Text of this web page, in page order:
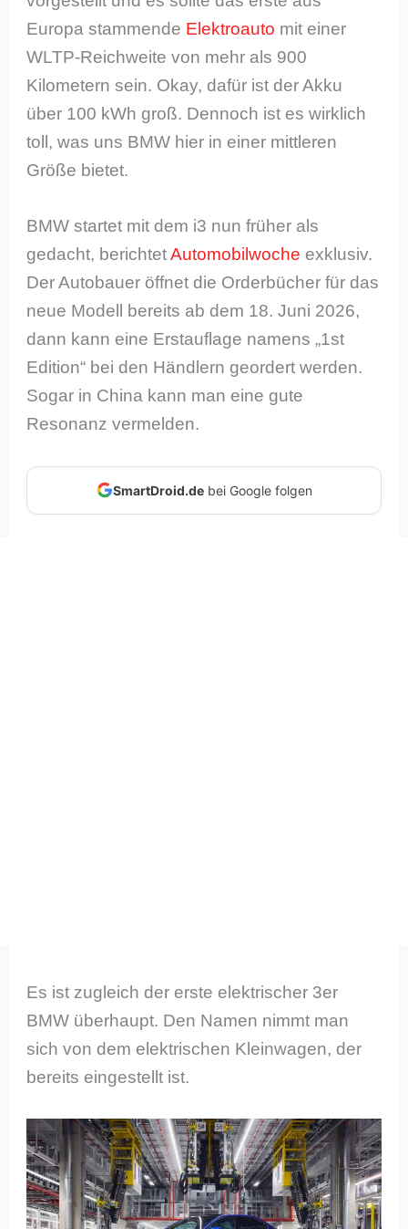
Europa stammende Elektroauto mit einer
WLTP-Reichweite von mehr als 900
Kilometern sein. Okay, dafür ist der Akku
über 100 kWh groß. Dennoch ist es wirklich
toll, was uns BMW hier in einer mittleren
Größe bietet.
BMW startet mit dem i3 nun früher als
gedacht, berichtetAutomobilwoche exklusiv.
Der Autobauer öffnet die Orderbücher für das
neue Modell bereits ab dem 18. Juni 2026,
dann kann eine Erstauflage namens „1st
Edition“ bei den Händlern geordert werden.
Sogar in China kann man eine gute
Resonanz vermelden.
SmartDroid.debei Google folgen
Es ist zugleich der erste elektrischer 3er
BMW überhaupt. Den Namen nimmt man
sich von dem elektrischen Kleinwagen, der
bereits eingestellt ist.